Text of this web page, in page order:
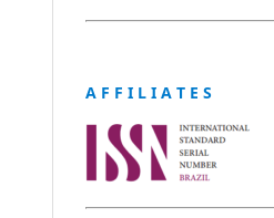
A F F I L I A T E S